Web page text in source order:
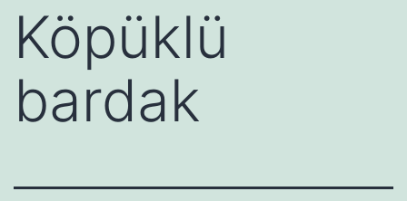
Köpüklü
bardak